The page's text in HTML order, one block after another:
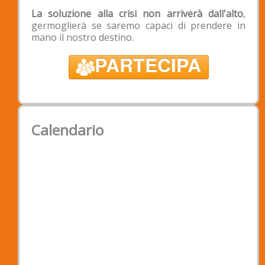
La soluzione alla crisi non arriverà dall'alto,
germoglierà se saremo capaci di prendere in
mano il nostro destino.
PARTECIPA
Calendario